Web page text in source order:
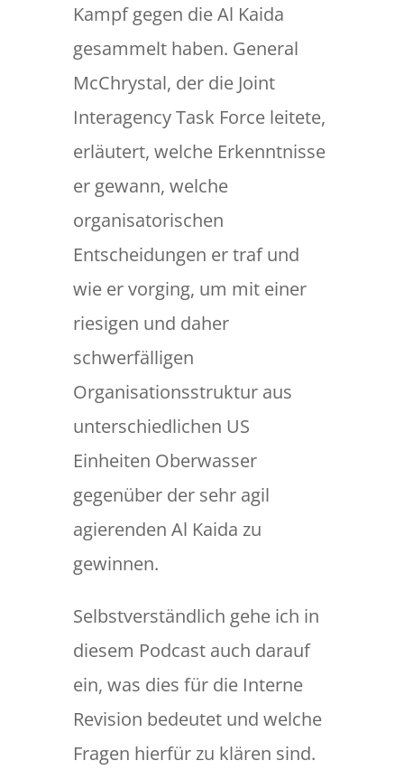
Kampf gegen die Al Kaida
gesammelt haben. General
McChrystal, der die Joint
Interagency Task Force leitete,
erläutert, welche Erkenntnisse
er gewann, welche
organisatorischen
Entscheidungen er traf und
wie er vorging, um mit einer
riesigen und daher
schwerfälligen
Organisationsstruktur aus
unterschiedlichen US
Einheiten Oberwasser
gegenüber der sehr agil
agierenden Al Kaida zu
gewinnen.
Selbstverständlich gehe ich in
diesem Podcast auch darauf
ein, was dies für die Interne
Revision bedeutet und welche
Fragen hierfür zu klären sind.